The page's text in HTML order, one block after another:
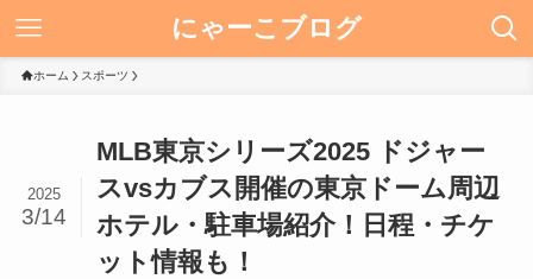
にゃーこブログ
ホーム スポーツ
MLB東京シリーズ2025 ドジャー
スvsカブス開催の東京ドーム周辺
ホテル・駐車場紹介！日程・チケ
ット情報も！
2025
3/14